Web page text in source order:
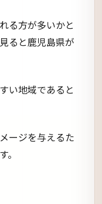
る方が多いかと
ると鹿児島県が
い地域であると
ージを与えるた